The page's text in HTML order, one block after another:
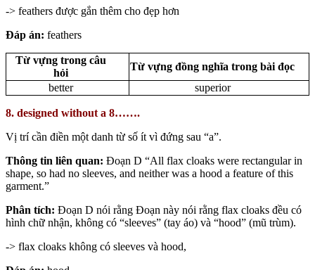
-> feathers được gắn thêm cho đẹp hơn
Đáp án: feathers
Từ vựng trong câu
hỏi
Từ vựng đồng nghĩa trong bài đọc
better
superior
8. designed without a 8…….
Vị trí cần điền một danh từ số ít vì đứng sau “a”.
Thông tin liên quan: Đoạn D “All flax cloaks were rectangular in
shape, so had no sleeves, and neither was a hood a feature of this
garment.”
Phân tích: Đoạn D nói rằng Đoạn này nói rằng flax cloaks đều có
hình chữ nhận, không có “sleeves” (tay áo) và “hood” (mũ trùm).
-> flax cloaks không có sleeves và hood,